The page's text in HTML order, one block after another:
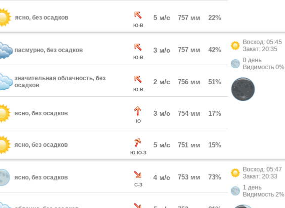
ясно, без осадков
Ю-В
5 м/с 757 мм 22%
пасмурно, без осадков
Ю-В
3 м/с 757 мм 42%
значительная облачность, без
осадков
Ю-В
2 м/с 756 мм 51%
ясно, без осадков
Ю
3 м/с 754 мм 17%
ясно, без осадков
Ю,Ю-З
5 м/с 751 мм 15%
Восход: 05:45
Закат: 20:35
0 день
Видимость 0%
ясно, без осадков
С-З
4 м/с 753 мм 73%
Восход: 05:47
Закат: 20:33
1 день
Видимость 2%